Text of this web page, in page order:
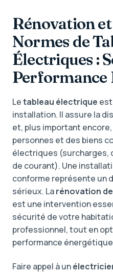
Rénovation
Normes de
Électriques :
Performance
Letableau électrique
installation. Il assure la
et, plus important
personnes et des biens
électriques
de courant). Une
conforme représente un
sérieux. Larénovation
est une intervention
sécurité de votre
professionnel, tout en
performance
Faire appel à un